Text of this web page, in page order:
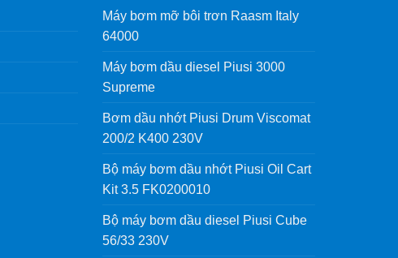
Máy bơm mỡ bôi trơn Raasm Italy
64000
Máy bơm dầu diesel Piusi 3000
Supreme
Bơm dầu nhớt Piusi Drum Viscomat
200/2 K400 230V
Bộ máy bơm dầu nhớt Piusi Oil Cart
Kit 3.5 FK0200010
Bộ máy bơm dầu diesel Piusi Cube
56/33 230V